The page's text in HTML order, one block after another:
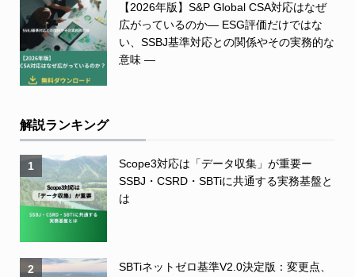
【2026年版】S&P Global CSA対応はなぜ
広がっているのか― ESG評価だけではな
い、SSBJ基準対応との関係やその実務的な
意味 ―
解説ランキング
1
Scope3対応は「データ収集」が重要ー
SSBJ・CSRD・SBTiに共通する実務基盤と
は
2
SBTiネットゼロ基準V2.0決定版：変更点、